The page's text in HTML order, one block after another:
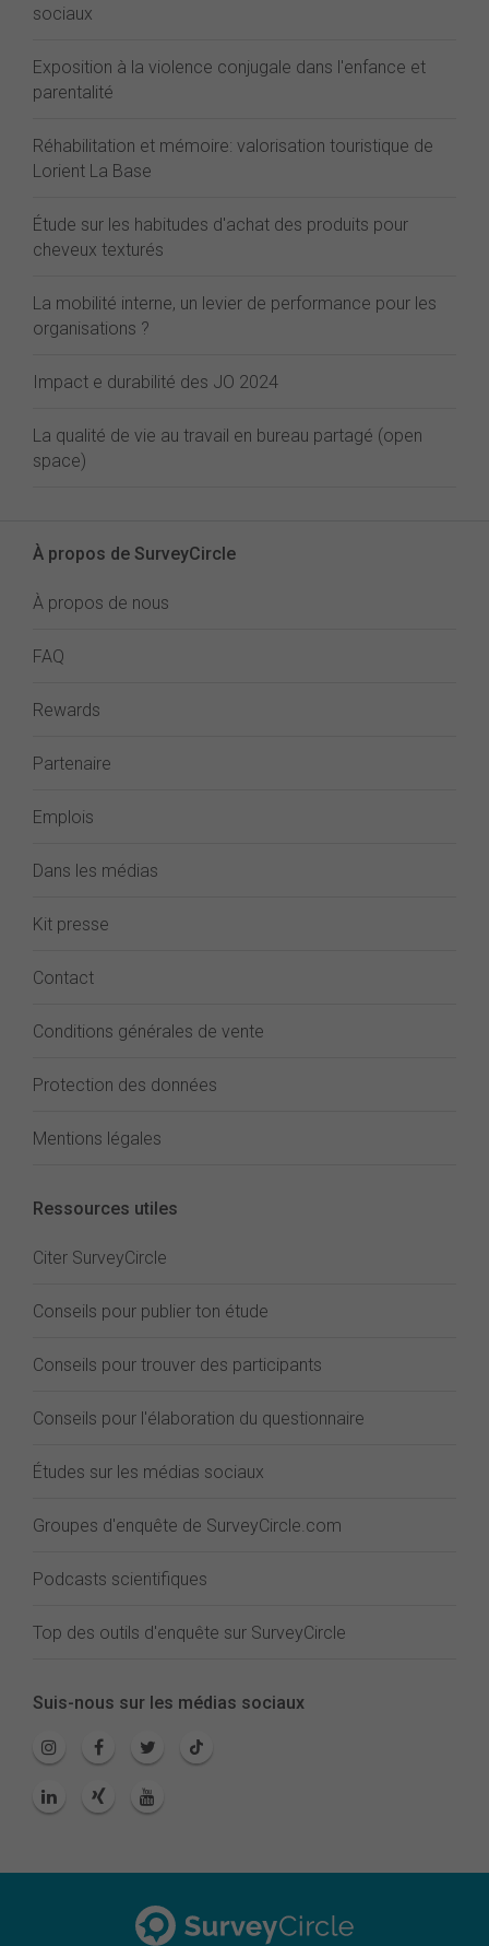
sociaux
Exposition à la violence conjugale dans l'enfance et
parentalité
Réhabilitation et mémoire: valorisation touristique de
Lorient La Base
Étude sur les habitudes d'achat des produits pour
cheveux texturés
La mobilité interne, un levier de performance pour les
organisations ?
Impact e durabilité des JO 2024
La qualité de vie au travail en bureau partagé (open
space)
À propos de SurveyCircle
À propos de nous
FAQ
Rewards
Partenaire
Emplois
Dans les médias
Kit presse
Contact
Conditions générales de vente
Protection des données
Mentions légales
Ressources utiles
Citer SurveyCircle
Conseils pour publier ton étude
Conseils pour trouver des participants
Conseils pour l'élaboration du questionnaire
Études sur les médias sociaux
Groupes d'enquête de SurveyCircle.com
Podcasts scientifiques
Top des outils d'enquête sur SurveyCircle
Suis-nous sur les médias sociaux